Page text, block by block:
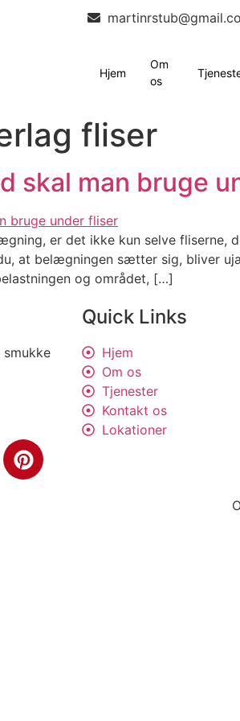
Hjem
Om
os
fliser
skal man bruge
er det ikke kun selve fliserne,
at belægningen sætter sig, bliver
og området, […]
Quick Links
Hjem
Om os
Tjenester
Kontakt os
Lokationer